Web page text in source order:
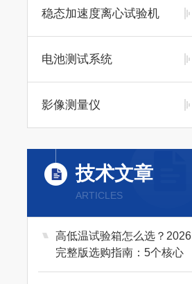
稳态加速度离心试验机
电池测试系统
影像测量仪
技术文章
ARTICLES
高低温试验箱怎么选？2026
完整版选购指南：5个核心
参数避开90%的坑